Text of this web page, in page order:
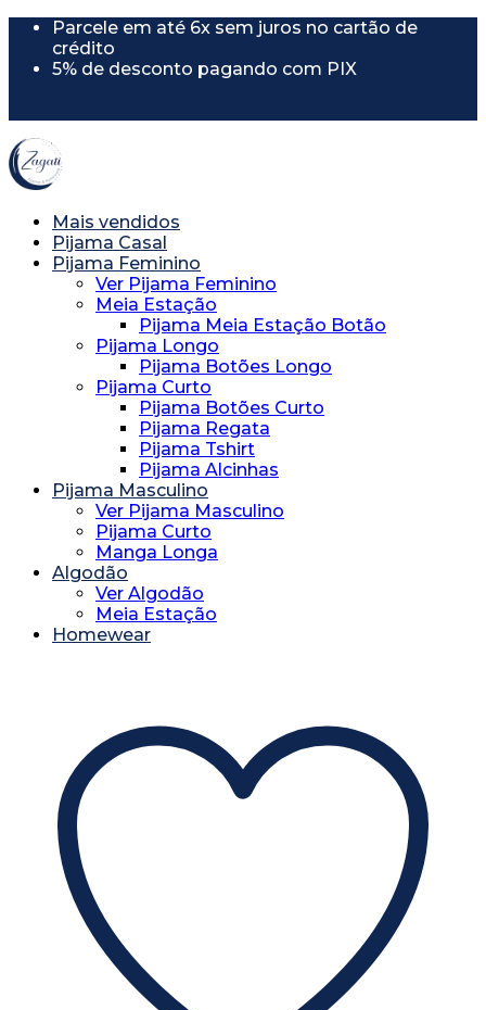
Parcele em até 6x sem juros no cartão de
crédito
5% de desconto pagando com PIX
Mais vendidos
Pijama Casal
Pijama Feminino
Ver Pijama Feminino
Meia Estação
Pijama Meia Estação Botão
Pijama Longo
Pijama Botões Longo
Pijama Curto
Pijama Botões Curto
Pijama Regata
Pijama Tshirt
Pijama Alcinhas
Pijama Masculino
Ver Pijama Masculino
Pijama Curto
Manga Longa
Algodão
Ver Algodão
Meia Estação
Homewear